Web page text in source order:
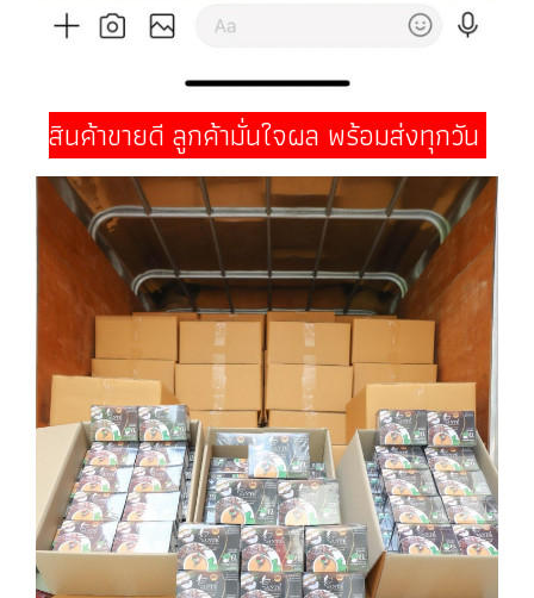
สินค้าขายดี ลูกค้ามั่นใจผล พร้อมส่งทุกวัน